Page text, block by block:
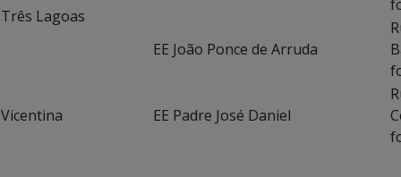
Três Lagoas
EE João Ponce de Arruda
Vicentina EE Padre José Daniel